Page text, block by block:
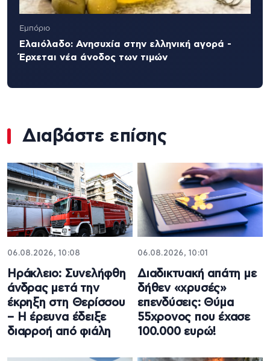
Εμπόριο
Ελαιόλαδο: Ανησυχία στην ελληνική αγορά -
Έρχεται νέα άνοδος των τιμών
Διαβάστε επίσης
06.08.2026, 10:08
Ηράκλειο: Συνελήφθη
άνδρας μετά την
έκρηξη στη Θερίσσου
– Η έρευνα έδειξε
διαρροή από φιάλη
06.08.2026, 10:01
Διαδικτυακή απάτη με
δήθεν «χρυσές»
επενδύσεις: Θύμα
55χρονος που έχασε
100.000 ευρώ!